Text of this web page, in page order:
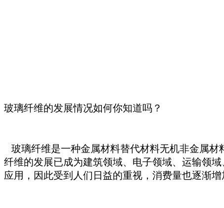
玻璃纤维的发展情况如何你知道吗？
玻璃纤维是一种金属材料替代材料无机非金属
纤维的发展已成为建筑领域、电子领域、运输领
应用，因此受到人们日益的重视，消费量也逐渐增